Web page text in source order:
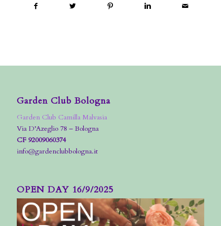
Garden Club Bologna
Garden Club Camilla Malvasia
Via D’Azeglio 78 – Bologna
CF 92009060374
info@gardenclubbologna.it
OPEN DAY 16/9/2025